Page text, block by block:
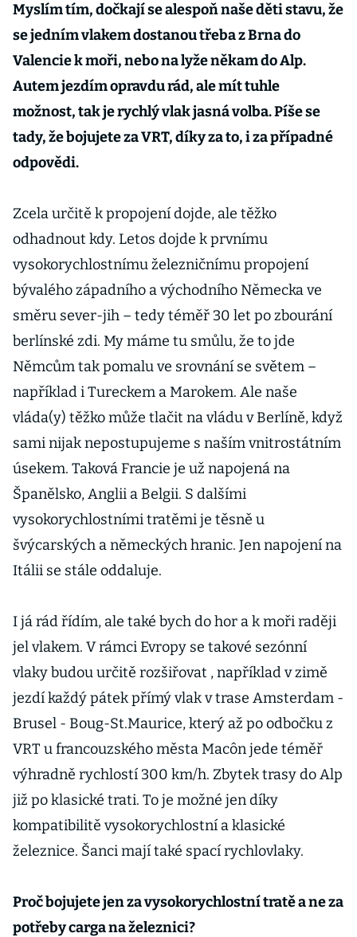
Myslím tím, dočkají se alespoň naše děti stavu, že
se jedním vlakem dostanou třeba z Brna do
Valencie k moři, nebo na lyže někam do Alp.
Autem jezdím opravdu rád, ale mít tuhle
možnost, tak je rychlý vlak jasná volba. Píše se
tady, že bojujete za VRT, díky za to, i za případné
odpovědi.
Zcela určitě k propojení dojde, ale těžko
odhadnout kdy. Letos dojde k prvnímu
vysokorychlostnímu železničnímu propojení
bývalého západního a východního Německa ve
směru sever-jih – tedy téměř 30 let po zbourání
berlínské zdi. My máme tu smůlu, že to jde
Němcům tak pomalu ve srovnání se světem –
například i Tureckem a Marokem. Ale naše
vláda(y) těžko může tlačit na vládu v Berlíně, když
sami nijak nepostupujeme s naším vnitrostátním
úsekem. Taková Francie je už napojená na
Španělsko, Anglii a Belgii. S dalšími
vysokorychlostními tratěmi je těsně u
švýcarských a německých hranic. Jen napojení na
Itálii se stále oddaluje.
I já rád řídím, ale také bych do hor a k moři raději
jel vlakem. V rámci Evropy se takové sezónní
vlaky budou určitě rozšiřovat , například v zimě
jezdí každý pátek přímý vlak v trase Amsterdam -
Brusel - Boug-St.Maurice, který až po odbočku z
VRT u francouzského města Macôn jede téměř
výhradně rychlostí 300 km/h. Zbytek trasy do Alp
již po klasické trati. To je možné jen díky
kompatibilitě vysokorychlostní a klasické
železnice. Šanci mají také spací rychlovlaky.
Proč bojujete jen za vysokorychlostní tratě a ne za
potřeby carga na železnici?